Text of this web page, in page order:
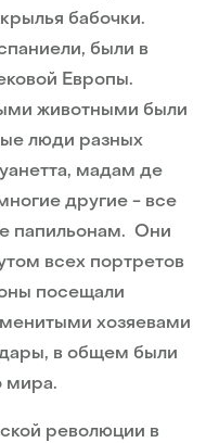
бабочки.
были в
Европы.
животными были
люди разных
мадам де
другие - все
папильонам. Они
всех портретов
посещали
хозяевами
в общем были
мира.
революции в